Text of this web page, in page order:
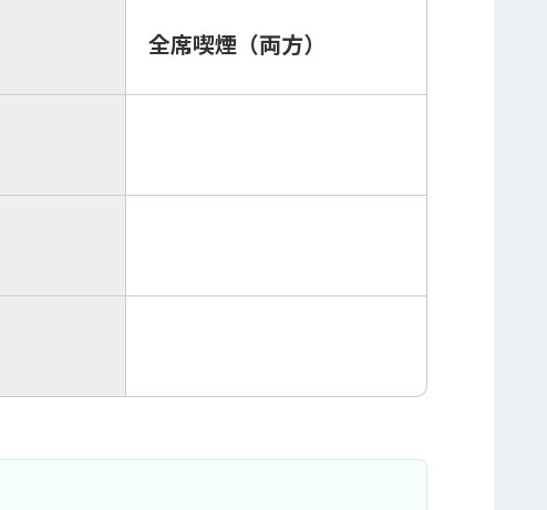
全席喫煙（両方）